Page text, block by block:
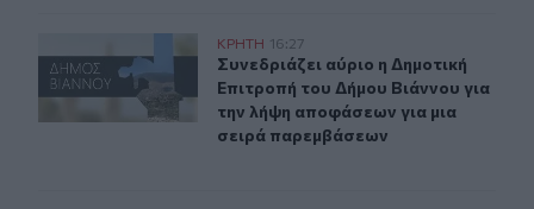
Συνεδριάζει αύριο η Δημοτική Επιτροπή του Δήμου
ΚΡΗΤΗ 16:27
Συνεδριάζει αύριο η Δημοτική
Συνεδριάζει αύριο η Δημοτική
Επιτροπή του Δήμου Βιάννου για
την λήψη αποφάσεων για μια
σειρά παρεμβάσεων